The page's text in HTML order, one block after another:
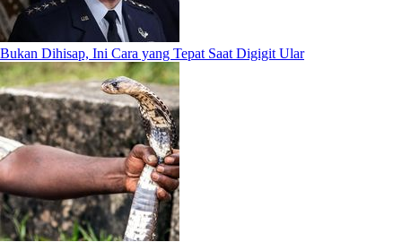
Bukan Dihisap, Ini Cara yang Tepat Saat Digigit Ular